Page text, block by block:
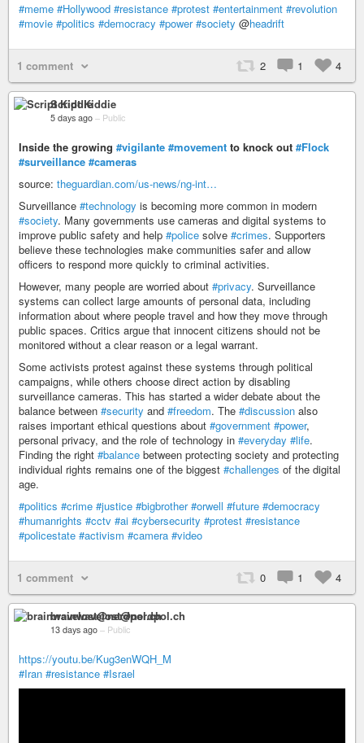
#meme #Hollywood #resistance #protest #entertainment #revolution
#movie #politics #democracy #power #society @headrift
1 comment 2 1 4
Script Kiddie
5 days ago – Public
Inside the growing #vigilante #movement to knock out #Flock
#surveillance #cameras
source: theguardian.com/us-news/ng-int…
Surveillance #technology is becoming more common in modern
#society. Many governments use cameras and digital systems to
improve public safety and help #police solve #crimes. Supporters
believe these technologies make communities safer and allow
officers to respond more quickly to criminal activities.
However, many people are worried about #privacy. Surveillance
systems can collect large amounts of personal data, including
information about where people travel and how they move through
public spaces. Critics argue that innocent citizens should not be
monitored without a clear reason or a legal warrant.
Some activists protest against these systems through political
campaigns, while others choose direct action by disabling
surveillance cameras. This has started a wider debate about the
balance between #security and #freedom. The #discussion also
raises important ethical questions about #government #power,
personal privacy, and the role of technology in #everyday #life.
Finding the right #balance between protecting society and protecting
individual rights remains one of the biggest #challenges of the digital
age.
#politics #crime #justice #bigbrother #orwell #future #democracy
#humanrights #cctv #ai #cybersecurity #protest #resistance
#policestate #activism #camera #video
1 comment 0 1 4
brainwavelost@nerdpol.ch
13 days ago – Public
https://youtu.be/Kug3enWQH_M
#Iran #resistance #Israel